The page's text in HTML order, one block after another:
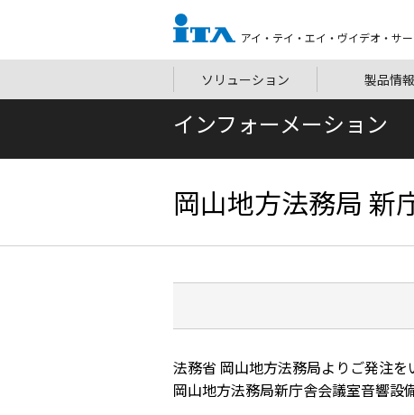
アイ・テイ・エイ・ヴイデオ・サ
ソリューション 製品情報
インフォーメーション
岡山地方法務局 新
法務省 岡山地方法務局よりご発注を
岡山地方法務局新庁舎会議室音響設